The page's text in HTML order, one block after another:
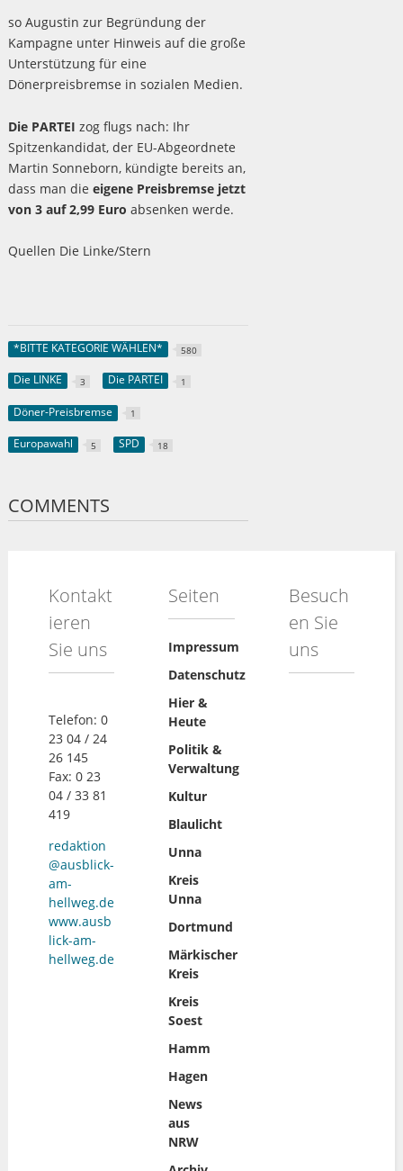
so Augustin zur Begründung der
Kampagne unter Hinweis auf die große
Unterstützung für eine
Dönerpreisbremse in sozialen Medien.
Die PARTEI zog flugs nach: Ihr
Spitzenkandidat, der EU-Abgeordnete
Martin Sonneborn, kündigte bereits an,
dass man die eigene Preisbremse jetzt
von 3 auf 2,99 Euro absenken werde.
Quellen Die Linke/Stern
*BITTE KATEGORIE WÄHLEN* 580
Die LINKE 3 Die PARTEI 1
Döner-Preisbremse 1
Europawahl 5 SPD 18
COMMENTS
Kontakt
ieren
Sie uns
Telefon: 0
23 04 / 24
26 145
Fax: 0 23
04 / 33 81
419
redaktion
@ausblick-
am-
hellweg.de
www.ausb
lick-am-
hellweg.de
Seiten
Impressum
Datenschutz
Hier &
Heute
Politik &
Verwaltung
Kultur
Blaulicht
Unna
Kreis
Unna
Dortmund
Märkischer
Kreis
Kreis
Soest
Hamm
Hagen
News
aus
NRW
Besuch
en Sie
uns